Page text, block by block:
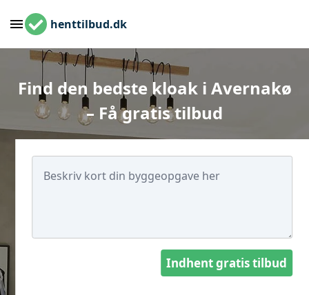
henttilbud.dk
Find den bedste kloak i Avernakø
– Få gratis tilbud
Indhent gratis tilbud